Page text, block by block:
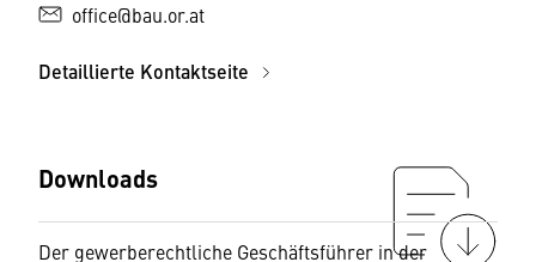
office@bau.or.at
Detaillierte Kontaktseite
Downloads
Der gewerberechtliche Geschäftsführer in der